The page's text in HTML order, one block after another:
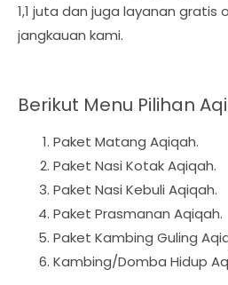
1,1 juta dan juga layanan gratis
jangkauan kami.
Berikut Menu Pilihan
Paket Matang Aqiqah.
Paket Nasi Kotak Aqiqah.
Paket Nasi Kebuli Aqiqah.
Paket Prasmanan Aqiqah.
Paket Kambing Guling
Kambing/Domba Hidup